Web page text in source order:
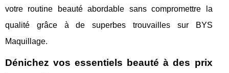
votre routine beauté abordable sans compromettre la
qualité grâce à de superbes trouvailles sur BYS
Maquillage.
Dénichez vos essentiels beauté à des prix